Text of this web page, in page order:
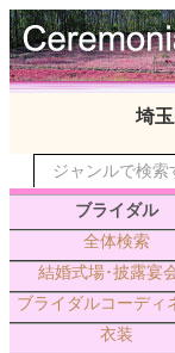
埼
ジャンルで検索
ブライダル
全体検索
結婚式場･披露宴
ブライダルコーディ
衣装